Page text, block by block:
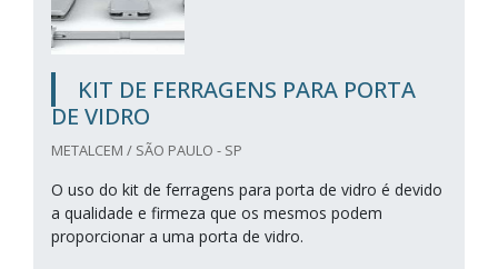
KIT DE FERRAGENS PARA PORTA
DE VIDRO
METALCEM / SÃO PAULO - SP
O uso do kit de ferragens para porta de vidro é devido
a qualidade e firmeza que os mesmos podem
proporcionar a uma porta de vidro.